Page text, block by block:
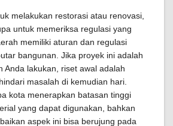
melakukan restorasi atau renovasi,
untuk memeriksa regulasi yang
memiliki aturan dan regulasi
bangunan. Jika proyek ini adalah
Anda lakukan, riset awal adalah
masalah di kemudian hari.
kota menerapkan batasan tinggi
yang dapat digunakan, bahkan
aspek ini bisa berujung pada